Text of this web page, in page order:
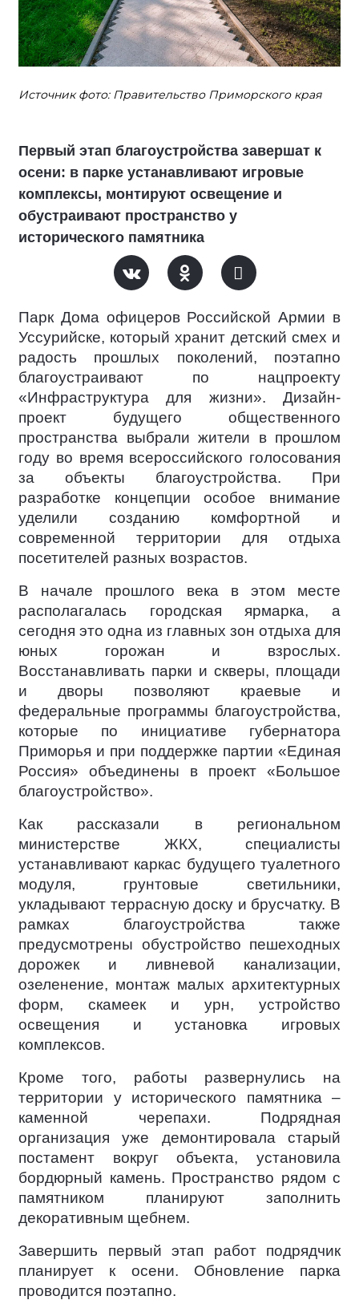
Источник фото: Правительство Приморского края
Первый этап благоустройства завершат к
осени: в парке устанавливают игровые
комплексы, монтируют освещение и
обустраивают пространство у
исторического памятника
Парк Дома офицеров Российской Армии в
Уссурийске, который хранит детский смех и
радость прошлых поколений, поэтапно
благоустраивают по нацпроекту
«Инфраструктура для жизни». Дизайн-
проект будущего общественного
пространства выбрали жители в прошлом
году во время всероссийского голосования
за объекты благоустройства. При
разработке концепции особое внимание
уделили созданию комфортной и
современной территории для отдыха
посетителей разных возрастов.
В начале прошлого века в этом месте
располагалась городская ярмарка, а
сегодня это одна из главных зон отдыха для
юных горожан и взрослых.
Восстанавливать парки и скверы, площади
и дворы позволяют краевые и
федеральные программы благоустройства,
которые по инициативе губернатора
Приморья и при поддержке партии «Единая
Россия» объединены в проект «Большое
благоустройство».
Как рассказали в региональном
министерстве ЖКХ, специалисты
устанавливают каркас будущего туалетного
модуля, грунтовые светильники,
укладывают террасную доску и брусчатку. В
рамках благоустройства также
предусмотрены обустройство пешеходных
дорожек и ливневой канализации,
озеленение, монтаж малых архитектурных
форм, скамеек и урн, устройство
освещения и установка игровых
комплексов.
Кроме того, работы развернулись на
территории у исторического памятника –
каменной черепахи. Подрядная
организация уже демонтировала старый
постамент вокруг объекта, установила
бордюрный камень. Пространство рядом с
памятником планируют заполнить
декоративным щебнем.
Завершить первый этап работ подрядчик
планирует к осени. Обновление парка
проводится поэтапно.